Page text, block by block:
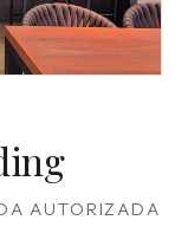
AUTORIZADA